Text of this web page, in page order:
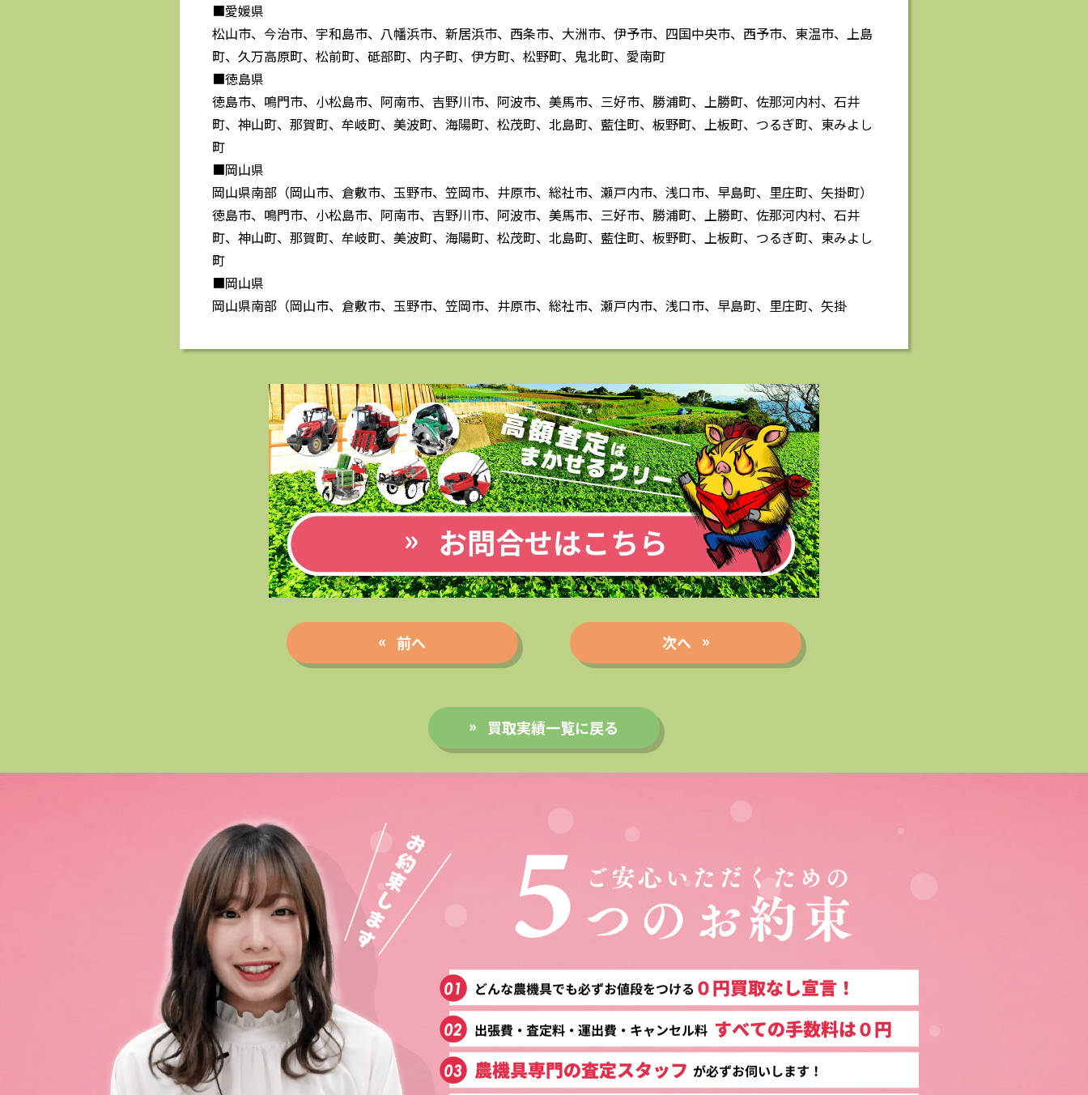
■愛媛県
松山市、今治市、宇和島市、八幡浜市、新居浜市、西条市、大洲市、伊予市、四国中央市、西予市、東温市、上島
町、久万高原町、松前町、砥部町、内子町、伊方町、松野町、鬼北町、愛南町
■徳島県
徳島市、鳴門市、小松島市、阿南市、吉野川市、阿波市、美馬市、三好市、勝浦町、上勝町、佐那河内村、石井
町、神山町、那賀町、牟岐町、美波町、海陽町、松茂町、北島町、藍住町、板野町、上板町、つるぎ町、東みよし
町
■岡山県
岡山県南部（岡山市、倉敷市、玉野市、笠岡市、井原市、総社市、瀬戸内市、浅口市、早島町、里庄町、矢掛町）
徳島市、鳴門市、小松島市、阿南市、吉野川市、阿波市、美馬市、三好市、勝浦町、上勝町、佐那河内村、石井
町、神山町、那賀町、牟岐町、美波町、海陽町、松茂町、北島町、藍住町、板野町、上板町、つるぎ町、東みよし
町
■岡山県
岡山県南部（岡山市、倉敷市、玉野市、笠岡市、井原市、総社市、瀬戸内市、浅口市、早島町、里庄町、矢掛
前へ 次へ
買取実績一覧に戻る